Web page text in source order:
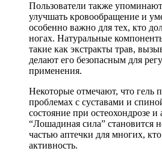
Пользователи также
улучшать кровообращение и
особенно важно для тех, кто
ногах. Натуральные
такие как экстракты трав,
делают его безопасным для
применения.
Некоторые отмечают, что гель
проблемах с суставами и
состояние при остеохондрозе
“Лошадиная сила” становится
частью аптечки для многих,
активность.